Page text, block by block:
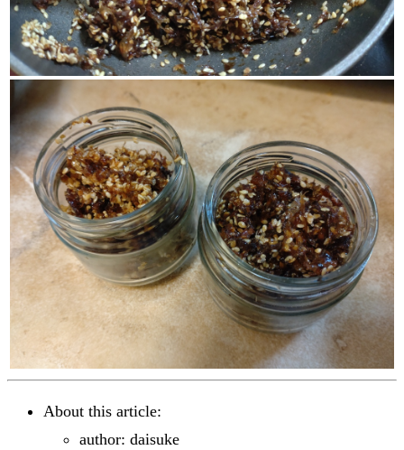
About this article:
author: daisuke